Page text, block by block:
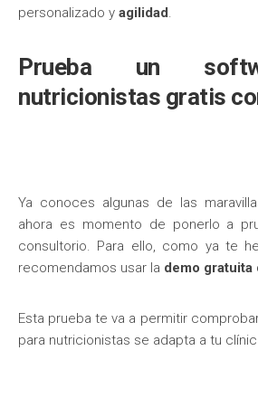
personalizado y agilidad.
Prueba un
nutricionistas gratis
Ya conoces algunas de las
ahora es momento de ponerlo a
consultorio. Para ello, como ya te
recomendamos usar la demo gratuita
Esta prueba te va a permitir
para nutricionistas se adapta a tu